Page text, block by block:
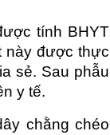
tính BHYT
này được thực
sẻ. Sau phẫu
y tế.
chằng chéo